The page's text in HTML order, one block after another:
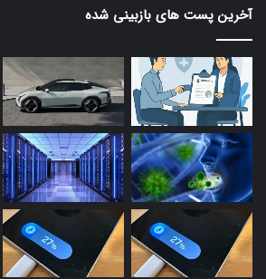
آخرین پست های بازبینی شده